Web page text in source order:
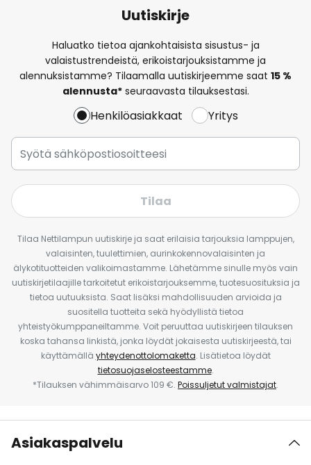
Uutiskirje
Haluatko tietoa ajankohtaisista sisustus- ja
valaistustrendeistä, erikoistarjouksistamme ja
alennuksistamme? Tilaamalla uutiskirjeemme saat 15 %
alennusta*seuraavasta tilauksestasi.
Henkilöasiakkaat Yritys
Tilaa
Tilaa Nettilampun uutiskirje ja saat erilaisia tarjouksia lamppujen,
valaisinten, tuulettimien, aurinkokennovalaisinten ja
älykotituotteiden valikoimastamme. Lähetämme sinulle myös vain
uutiskirjetilaajille tarkoitetut erikoistarjouksemme, tuotesuosituksia ja
tietoa uutuuksista. Saat lisäksi mahdollisuuden arvioida ja
suositella tuotteita sekä hyödyllistä tietoa
yhteistyökumppaneiltamme. Voit peruuttaa uutiskirjeen tilauksen
koska tahansa linkistä, jonka löydät jokaisesta uutiskirjeestä, tai
käyttämällä yhteydenottolomaketta. Lisätietoa löydät
tietosuojaselosteestamme.
*Tilauksen vähimmäisarvo 109 €. Poissuljetut valmistajat.
Asiakaspalvelu